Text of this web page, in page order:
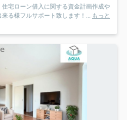
宅ローン借入に関する資金計画作成や
る様フルサポート致します！...
もっと